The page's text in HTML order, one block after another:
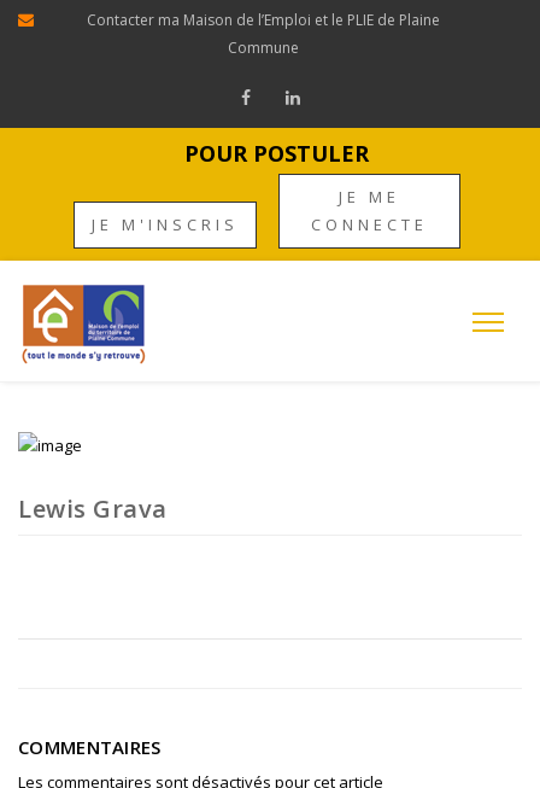
Contacter ma Maison de l’Emploi et le PLIE de Plaine
Commune
POUR POSTULER
JE M'INSCRIS
JE ME
CONNECTE
Lewis Grava
COMMENTAIRES
Les commentaires sont désactivés pour cet article